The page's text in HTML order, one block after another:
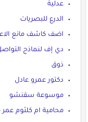
عدلية
الدرع للبصريات
اضف كاشف مانع
دي إف لنماذج
ذوق
دكتور عمرو عادل
موسوعة سقنشو
محامية ام كلثوم عمر